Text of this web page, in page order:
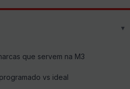
▼
que servem na M3
vs ideal